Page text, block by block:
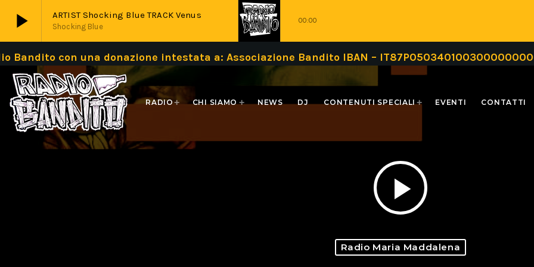
play_arrow ARTIST Shocking Blue TRACK Venus
Shocking Blue
00:00
play_arrow Live
con una donazione intestata a: Associazione Bandito IBAN –
RADIO CHI SIAMO NEWS DJ CONTENUTI SPECIALI EVENTI CONTATTI
play_arrow
Radio Maria Maddalena